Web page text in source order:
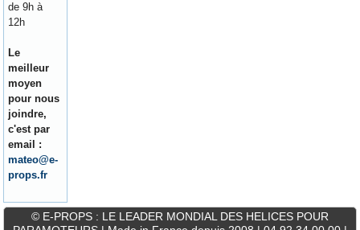
de 9h à
12h
Le
meilleur
moyen
pour nous
joindre,
c'est par
email :
mateo@e-
props.fr
© E-PROPS : LE LEADER MONDIAL DES HELICES POUR